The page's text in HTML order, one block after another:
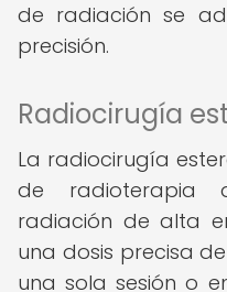
de radiación se
precisión.
Radiocirugía
La radiocirugía
de radioterapia
radiación de alta
una dosis precisa
una sola sesión o